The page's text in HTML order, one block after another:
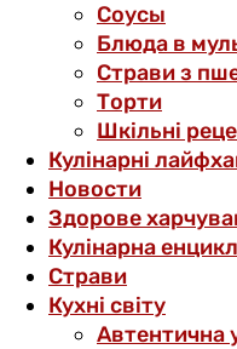
Соусы
Блюда в
Страви з
Торти
Шкільні
Кулінарні
Новости
Здорове
Кулінарна
Страви
Кухні світу
Автентична